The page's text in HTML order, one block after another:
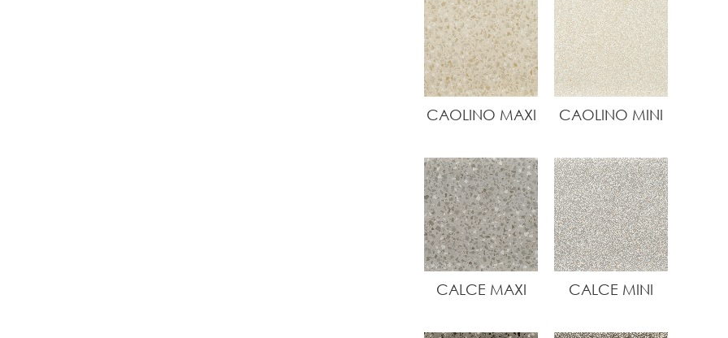
CAOLINO MAXI CAOLINO MINI
CALCE MAXI CALCE MINI